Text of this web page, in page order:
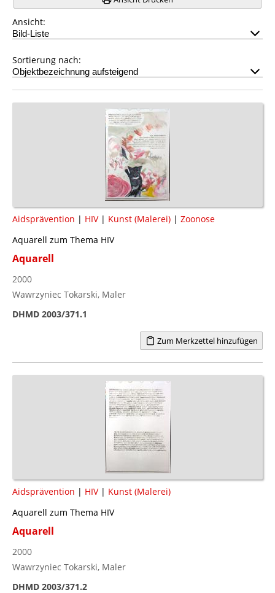
Ansicht:
Sortierung nach:
Aidsprävention | HIV| Kunst (Malerei) | Zoonose
Aquarell zum Thema HIV
Aquarell
2000
Wawrzyniec Tokarski, Maler
DHMD 2003/371.1
Zum Merkzettel hinzufügen
Aidsprävention | HIV| Kunst (Malerei)
Aquarell zum Thema HIV
Aquarell
2000
Wawrzyniec Tokarski, Maler
DHMD 2003/371.2